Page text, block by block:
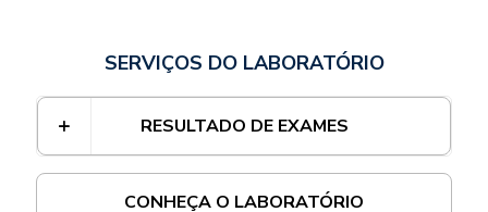
SERVIÇOS DO LABORATÓRIO
RESULTADO DE EXAMES
CONHEÇA O LABORATÓRIO